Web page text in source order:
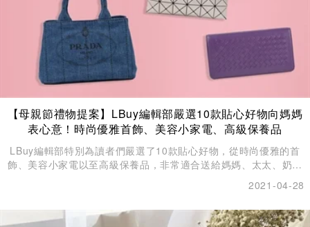
【母親節禮物提案】LBuy編輯部嚴選10款貼心好物向媽媽
表心意！時尚優雅首飾、美容小家電、高級保養品
LBuy編輯部特別為讀者們嚴選了10款貼心好物，從時尚優雅的首
飾、美容小家電以至高級保養品，非常適合送給媽媽、太太、奶奶
2021-04-28